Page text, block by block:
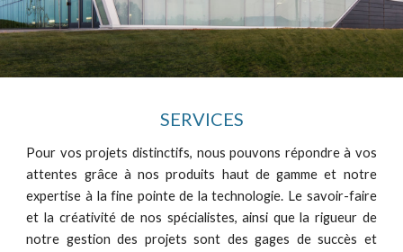
SERVICES
Pour vos projets distinctifs, nous pouvons répondre à vos
attentes grâce à nos produits haut de gamme et notre
expertise à la fine pointe de la technologie. Le savoir-faire
et la créativité de nos spécialistes, ainsi que la rigueur de
notre gestion des projets sont des gages de succès et